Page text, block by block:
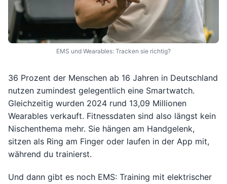
EMS und Wearables: Tracken sie richtig?
36 Prozent der Menschen ab 16 Jahren in Deutschland
nutzen zumindest gelegentlich eine Smartwatch.
Gleichzeitig wurden 2024 rund 13,09 Millionen
Wearables verkauft. Fitnessdaten sind also längst kein
Nischenthema mehr. Sie hängen am Handgelenk,
sitzen als Ring am Finger oder laufen in der App mit,
während du trainierst.
Und dann gibt es noch EMS: Training mit elektrischer